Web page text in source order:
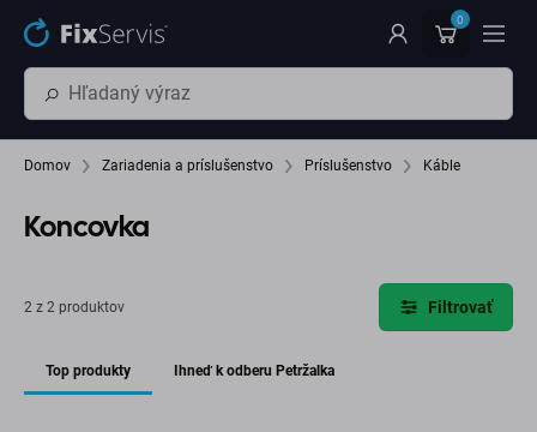
Preskočiť na hlavný obsah 0
Domov Zariadenia a príslušenstvo Príslušenstvo Káble
Koncovka
2 z 2 produktov Filtrovať
Top produkty Ihneď k odberu Petržalka